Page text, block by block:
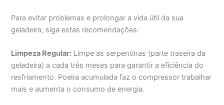
Para evitar problemas e prolongar a vida útil da sua
geladeira, siga estas recomendações:
Limpeza Regular: Limpe as serpentinas (parte traseira da
geladeira) a cada três meses para garantir a eficiência do
resfriamento. Poeira acumulada faz o compressor trabalhar
mais e aumenta o consumo de energia.